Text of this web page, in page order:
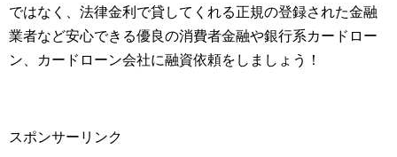
ではなく、法律金利で貸してくれる正規の登録された金融
業者など安心できる優良の消費者金融や銀行系カードロー
ン、カードローン会社に融資依頼をしましょう！
スポンサーリンク